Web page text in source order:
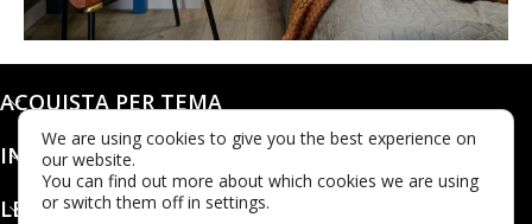
@dashaleo_
ACQUISTA PER TEMA
INFO
LEGALE
We are using cookies to give you the best experience on
our website.
You can find out more about which cookies we are using
or switch them off in settings.